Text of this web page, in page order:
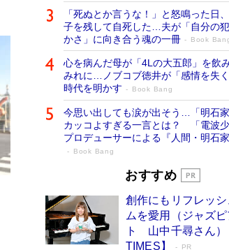
「死ぬとか言うな！」と怒鳴った日
子を残して自死した…夫が「自分の
かさ」に向き合う魂の一冊
Book
心を病んだ母が「4Lの大五郎」を飲
みれに…ノブコブ徳井が「感情を失
時代を明かす
Book Bang
今思い出しても涙が出そう…「明石
カッコよすぎる一言とは？ 「電波
プロデューサーによる『人間・明石
Book Bang
「宇宙兄弟」最終46巻がベスト
物語に幕 特装版には「宇宙で描
ンガ」も収録
Book Bang
美輪明宏 晩年の回答を集めた『ほほ
おすすめ
創作にもリフレッ
ムを愛用（ジャズピ
ト 山中千尋さん）
TIMES】
PR